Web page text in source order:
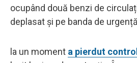
ocupând două benzi de
deplasat și pe banda de
la un moment a pierdut